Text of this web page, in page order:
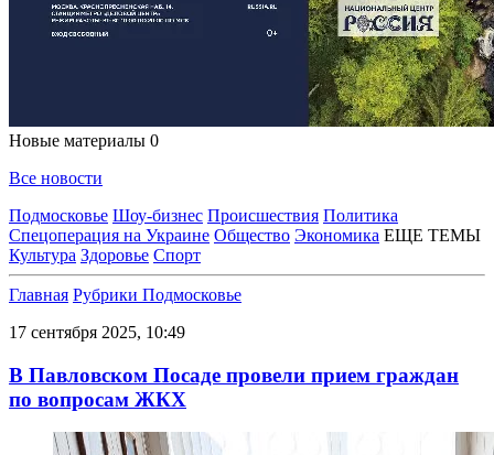
Новые материалы 0
Все новости
Подмосковье Шоу-бизнес Происшествия Политика
Спецоперация на Украине Общество Экономика ЕЩЕ ТЕМЫ
Культура Здоровье Спорт
Главная Рубрики Подмосковье
17 сентября 2025, 10:49
В Павловском Посаде провели прием граждан
по вопросам ЖКХ